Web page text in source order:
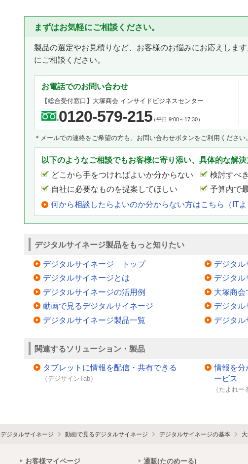
まずはお気軽にご相談ください。
製品の選定やお見積りなど、お客様のお悩みにお応えしま
にご相談ください。
お電話でのお問い合わせ
【総合受付窓口】 大塚商会 インサイドビジネスセンター
0120-579-215（平日 9:00～17:30）
＊メールでの連絡をご希望の方も、お問い合わせボタンをご利用ください。
以下のようなご相談でもお客様に寄り添い、具体的な解
どこから手をつければよいか分からない
検討すべ
自社に必要なものを提案してほしい
予算内で
何から相談したらよいのか分からない方はこちら（ITよ
デジタルサイネージ製品をもっと知りたい
デジタルサイネージ トップ
デジタルサイネージとは
デジタルサイネージの活用例
動画で見るデジタルサイネージ
デジタルサイネージ製品一覧
デジタ
デジタ
大塚商会
デジタル
デジタル
関連するソリューション・製品
タブレットに情報を配信・共有できる
（デジサインTab）
情報を分
ービス
（たよれ
デジタルサイネージ 動画で見るデジタルサイネージ デジタルサイネージの基本
お客様マイページ 通販(たのめーる)